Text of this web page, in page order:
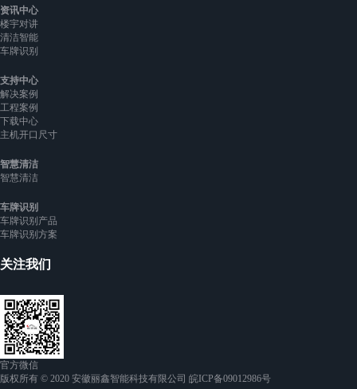
资讯中心
楼宇对讲
清洁智能
车牌识别
支持中心
解决案例
工程案例
下载中心
主机开口尺寸
智慧清洁
智慧清洁
车牌识别
车牌识别产品
车牌识别方案
关注我们
官方微信
版权所有 © 2020 安徽丽鑫智能科技有限公司 皖ICP备09012986号